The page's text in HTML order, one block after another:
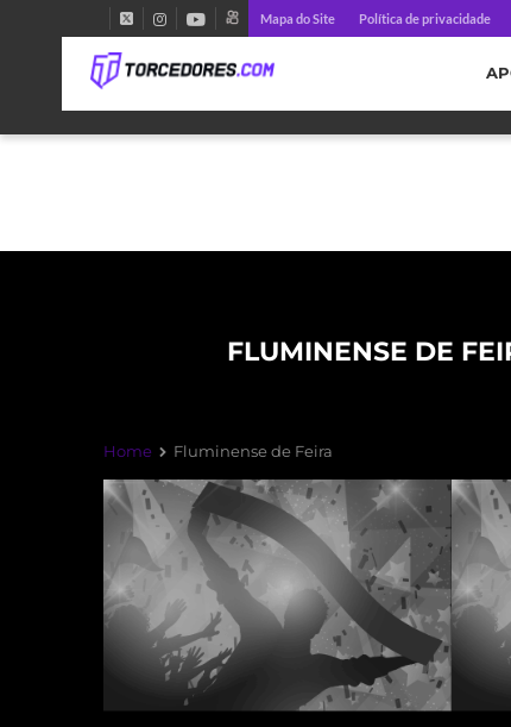
Mapa do Site Política de privacidade
Home Fluminense de Feira
FLUMINENSE DE